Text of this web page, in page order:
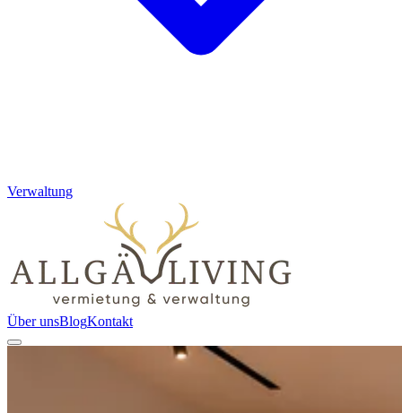
Verwaltung
Über unsBlogKontakt